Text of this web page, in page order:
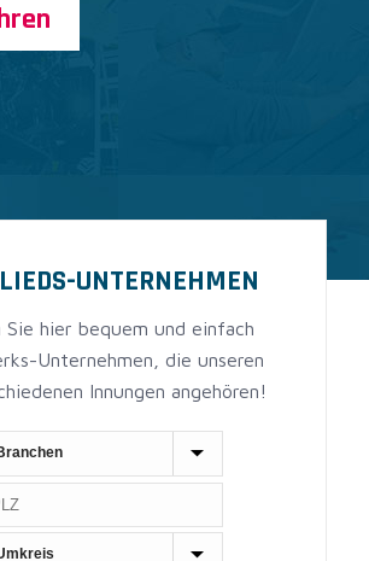
UNTERNEHMEN
Sie hier bequem und einfach
Unternehmen, die unseren
Innungen angehören!